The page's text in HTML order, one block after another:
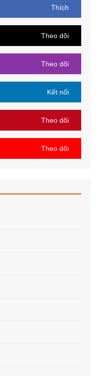
Thích
Theo dõi
Theo dõi
Kết nối
Theo dõi
Theo dõi